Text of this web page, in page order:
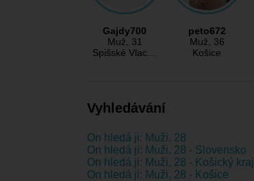
Gajdy700
Muž, 31
Spišské Vlac…
peto672
Muž, 36
Košice
Vyhledávání
On hledá ji: Muži, 28
On hledá ji: Muži, 28 - Slovensko
On hledá ji: Muži, 28 - Košický kraj
On hledá ji: Muži, 28 - Košice